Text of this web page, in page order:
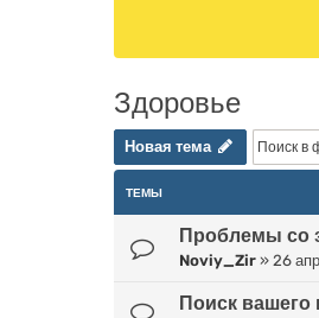
Здоровье
Новая тема
Новая тема
ТЕМЫ
Проблемы со
Noviy_Zir » 26
Поиск вашего